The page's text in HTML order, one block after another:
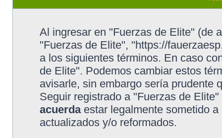
Al ingresar en "Fuerzas de Elite" (de
"Fuerzas de Elite", "https://
a los siguientes términos. En caso
de Elite". Podemos cambiar estos
avisarle, sin embargo sería prudente
Seguir registrado a "Fuerzas de
acuerdaestar legalmente sometido
actualizados y/o reformados.